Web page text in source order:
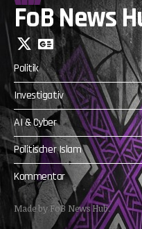
FoB News
Politik
Investigativ
AI & Cyber
Politischer Islam
Kommentar
Made by FoB News Hub.